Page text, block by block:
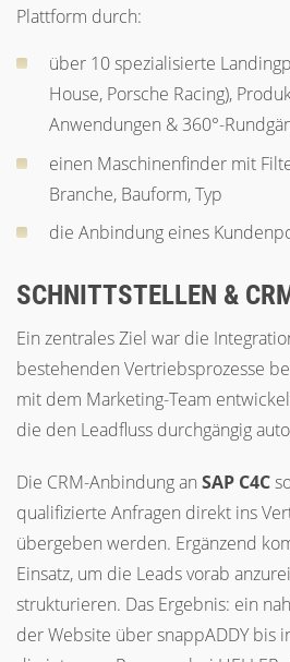
Plattform durch:
über 10 spezialisierte
House, Porsche Racing),
Anwendungen & 360°-
einen Maschinenfinder mit
Branche, Bauform, Typ
die Anbindung eines
SCHNITTSTELLEN &
Ein zentrales Ziel war die
bestehenden Vertriebsprozesse
mit dem Marketing-Team
die den Leadfluss durchgängig
Die CRM-Anbindung an SAP C4C
qualifizierte Anfragen direkt ins
übergeben werden. Ergänzend
Einsatz, um die Leads vorab
strukturieren. Das Ergebnis: ein
der Website über snappADDY bis